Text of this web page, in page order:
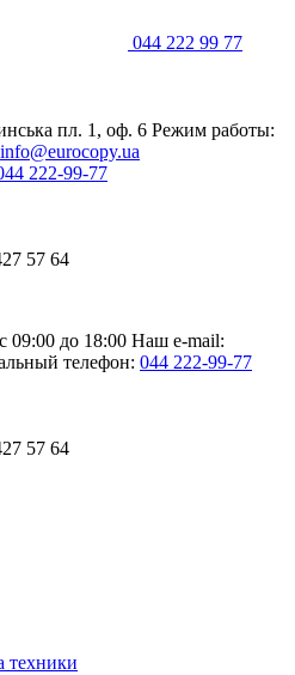
044 222 99 77
пл. 1, оф. 6 Режим работы:
info@eurocopy.ua
222-99-77
57 64
09:00 до 18:00 Наш е-mail:
телефон: 044 222-99-77
57 64
техники